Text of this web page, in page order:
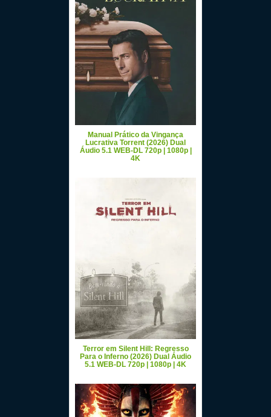
Manual Prático da Vingança
Lucrativa Torrent (2026) Dual
Áudio 5.1 WEB-DL 720p | 1080p |
4K
Terror em Silent Hill: Regresso
Para o Inferno (2026) Dual Áudio
5.1 WEB-DL 720p | 1080p | 4K